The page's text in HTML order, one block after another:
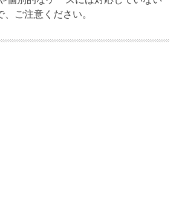
ご注意ください。